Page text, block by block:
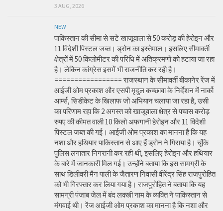
3 AUG, 2026
NEW
पाकिस्तान की सीमा से सटे खाजूवाला से 50 करोड़ की हेरोइन और
11 विदेशी पिस्टल जब्त। ड्रोन का इस्तेमाल। इसलिए सीमावर्ती
क्षेत्रों में 50 किलोमीटर की परिधि में अतिक्रमणों को हटाया जा रहा
है। लेकिन कांग्रेस इसमें भी राजनीति कर रही है।
================= राजस्थान के सीमावर्ती बीकानेर रेंज में
आईजी ओम प्रकाश और एसपी मृदुल कच्छावा के निर्देशन में नार्को
आर्म्स, सिडीकेट के खिलाफ जो अभियान चलाया जा रहा है, उसी
का परिणाम रहा कि 2 अगस्त को खाजूवाला क्षेत्र से पचास करोड़
रुपए की कीमत वाली 10 किलो अफगानी हेरोइन और 11 विदेशी
पिस्टल जब्त की गई। आईजी ओम प्रकाश का मानना है कि यह
नशा और हथियार पाकिस्तान से आए हैं ड्रोन ने गिराया है। चूंकि
पुलिस लगातार निगरानी कर रही थी, इसलिए हेरोइन और हथियार
के बारे में जानकारी मिल गई। उन्होंने बताया कि इस सामग्री के
साथ डिलीवरी मैन पाली के जैतारण निवासी वीरेंद्र सिंह राजपुरोहित
को भी गिरफ्तार कर लिया गया है। राजपुरोहित ने बताया कि यह
सामग्री पंजाब जेल में बंद लक्खी नाम के व्यक्ति ने पाकिस्तान से
मंगवाई थी। रेंज आईजी ओम प्रकाश का मानना है कि नशा और